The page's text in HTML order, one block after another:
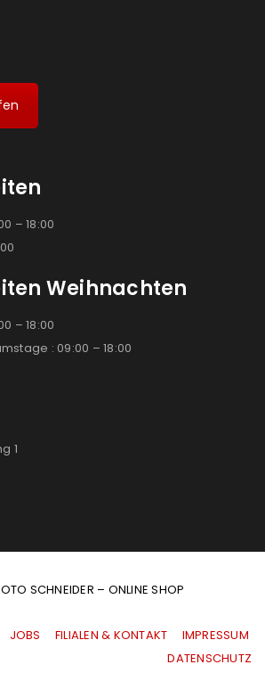
– 18:00
Weihnachten
– 18:00
: 09:00 – 18:00
1
SCHNEIDER – ONLINE SHOP
JOBS FILIALEN & KONTAKT
IMPRESSUM
|DATENSCHUTZ